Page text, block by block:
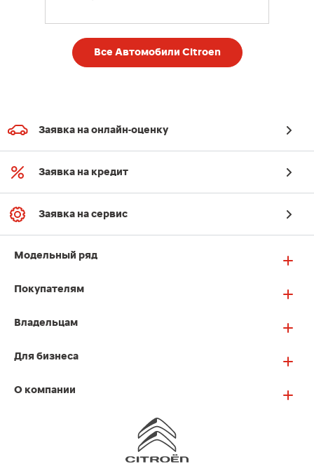
Все Автомобили Citroen
Заявка на онлайн-оценку
Заявка на кредит
Заявка на сервис
Модельный ряд
Покупателям
Владельцам
Для бизнеса
О компании